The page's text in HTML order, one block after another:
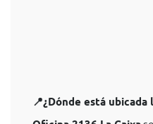
📍¿Dónde está ubicada